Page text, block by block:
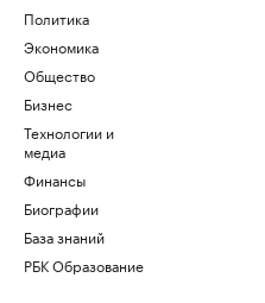
Политика
Экономика
Общество
Бизнес
Технологии и
медиа
Финансы
Биографии
База знаний
РБК Образование